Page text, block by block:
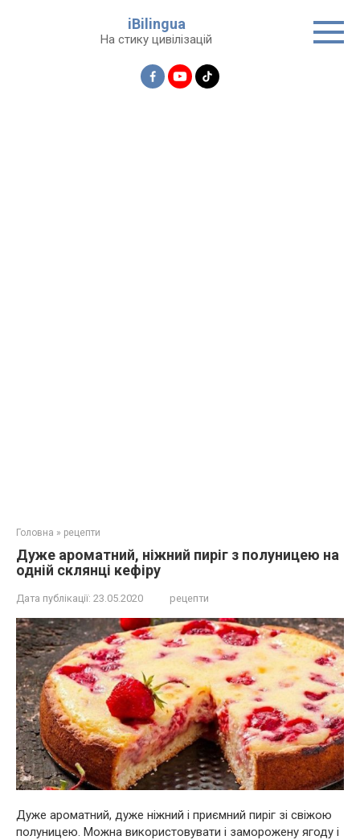
iBilingua
На стику цивілізацій
Головна » рецепти
Дуже ароматний, ніжний пиріг з полуницею на
одній склянці кефіру
Дата публікації: 23.05.2020 рецепти
Дуже ароматний, дуже ніжний і приємний пиріг зі свіжою
полуницею. Можна використовувати і заморожену ягоду і